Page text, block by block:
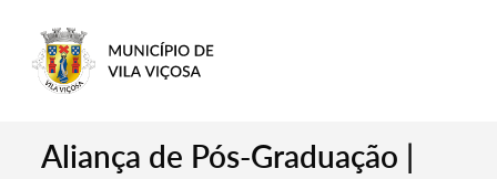
Aliança de Pós-Graduação |